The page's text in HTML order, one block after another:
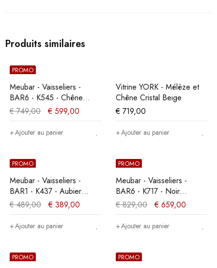
Produits similaires
PROMO
Meubar - Vaisseliers -
BAR6 - K545 - Chêne
Millenium - 129x200x49cm
€749,00 € 599,00
Ajouter au panier
Vitrine YORK - Mélèze et
Chêne Cristal Beige
€ 719,00
Ajouter au panier
PROMO
Meubar - Vaisseliers -
BAR1 - K437 - Aubier
chêne gris/Marbre -
140x163x50cm
€489,00 € 389,00
Ajouter au panier
PROMO
Meubar - Vaisseliers -
BAR6 - K717 - Noir
élégant/Vieux teck -
113x192x50cm
€829,00 € 659,00
Ajouter au panier
PROMO PROMO